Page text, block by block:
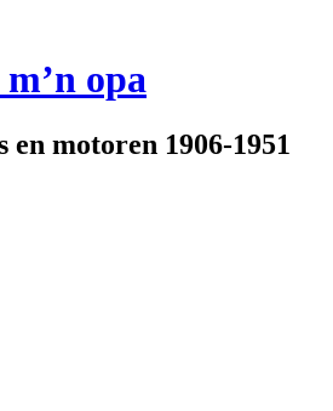
opa
en motoren 1906-1951